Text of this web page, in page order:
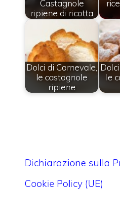
Castagnole
ripiene di ricotta
Dolci di Carnevale,
le castagnole
ripiene
le
Dichiarazione sulla
Cookie Policy (UE)